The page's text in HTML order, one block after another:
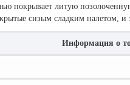
покрывает литую
сизым сладким налетом, и
Информация о